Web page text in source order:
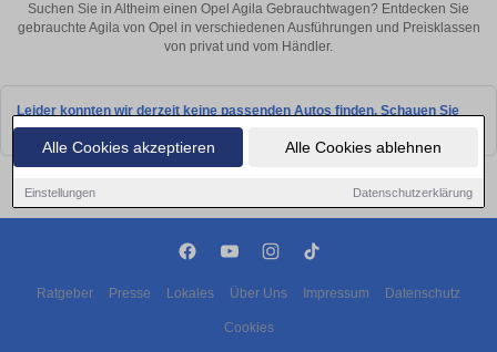
Alle Cookies akzeptieren Alle Cookies ablehnen
Einstellungen Datenschutzerklärung
Suchen Sie in Altheim einen Opel Agila Gebrauchtwagen? Entdecken Sie
gebrauchte Agila von Opel in verschiedenen Ausführungen und Preisklassen
von privat und vom Händler.
Leider konnten wir derzeit keine passenden Autos finden. Schauen Sie
bald wieder vorbei!
Ratgeber Presse Lokales Über Uns Impressum Datenschutz
Cookies